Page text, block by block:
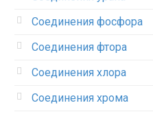
Соединения фосфора‎
Соединения фтора‎
Соединения хлора‎
Соединения хрома‎